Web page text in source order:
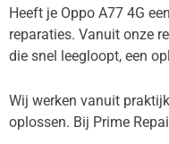
Heeft je Oppo A77 4G
reparaties. Vanuit onze
die snel leegloopt, een
Wij werken vanuit
oplossen. Bij Prime